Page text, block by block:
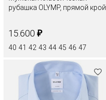
рубашка OLYMP, прямой крой
15.600 ₽
40 41 42 43 44 45 46 47